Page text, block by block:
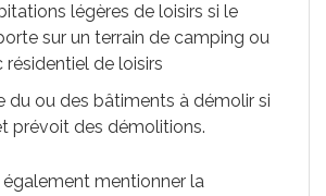
légères de loisirs si le
sur un terrain de camping ou
résidentiel de loisirs
du ou des bâtiments à démolir si
prévoit des démolitions.
mentionner la